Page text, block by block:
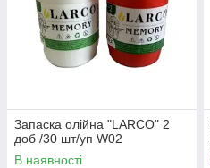
Запаска олійна "LARCO" 2
доб /30 шт/уп W02
В наявності